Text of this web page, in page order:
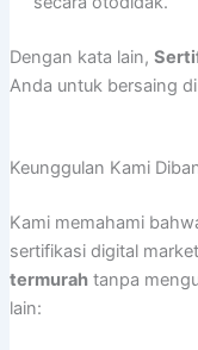
Dengan kata lain,
Anda untuk bersaing
Keunggulan Kami
Kami memahami
sertifikasi digital
termurahtanpa
lain: